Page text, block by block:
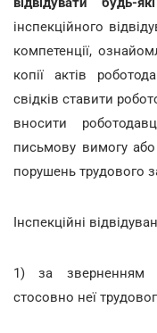
інспекційного
компетенції,
копії актів
свідків ставити
вносити
письмову вимогу
порушень трудового
Інспекційні
1) за зверненням
стосовно неї